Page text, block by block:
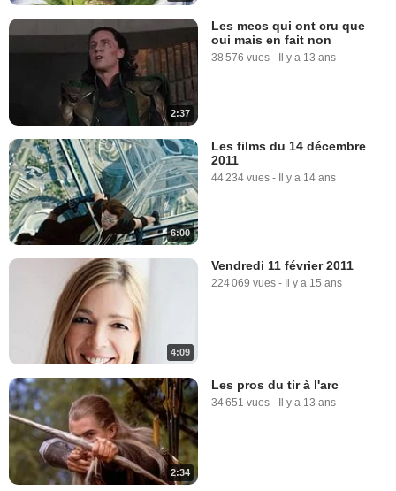
2:37
Les mecs qui ont cru que
oui mais en fait non
38 576 vues - Il y a 13 ans
6:00
Les films du 14 décembre
2011
44 234 vues - Il y a 14 ans
4:09
Vendredi 11 février 2011
224 069 vues - Il y a 15 ans
2:34
Les pros du tir à l'arc
34 651 vues - Il y a 13 ans